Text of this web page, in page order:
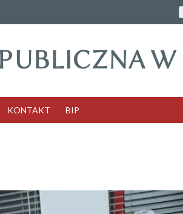
KONTAKT BIP